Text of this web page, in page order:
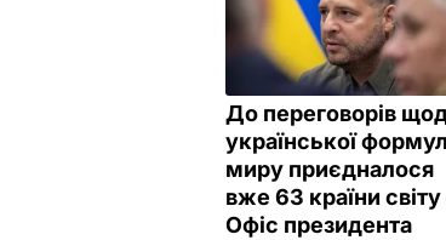
До переговорів
української
миру приєдналося
вже 63 країни світу
Офіс президента